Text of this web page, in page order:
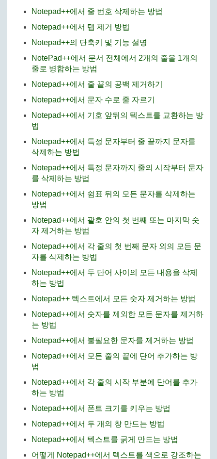
Notepad++에서 줄 번호 삭제하는 방법
Notepad++에서 탭 제거 방법
Notepad++의 단축키 및 기능 설명
NotePad++에서 문서 전체에서 2개의 줄을 1개의
줄로 병합하는 방법
Notepad++에서 줄 끝의 공백 제거하기
Notepad++에서 문자 수로 줄 자르기
Notepad++에서 기호 앞뒤의 텍스트를 교환하는 방
법
Notepad++에서 특정 문자부터 줄 끝까지 문자를
삭제하는 방법
Notepad++에서 특정 문자까지 줄의 시작부터 문자
를 삭제하는 방법
Notepad++에서 쉼표 뒤의 모든 문자를 삭제하는
방법
Notepad++에서 괄호 안의 첫 번째 또는 마지막 숫
자 제거하는 방법
Notepad++에서 각 줄의 첫 번째 문자 외의 모든 문
자를 삭제하는 방법
Notepad++에서 두 단어 사이의 모든 내용을 삭제
하는 방법
Notepad++ 텍스트에서 모든 숫자 제거하는 방법
Notepad++에서 숫자를 제외한 모든 문자를 제거하
는 방법
Notepad++에서 불필요한 문자를 제거하는 방법
Notepad++에서 모든 줄의 끝에 단어 추가하는 방
법
Notepad++에서 각 줄의 시작 부분에 단어를 추가
하는 방법
Notepad++에서 폰트 크기를 키우는 방법
Notepad++에서 두 개의 창 만드는 방법
Notepad++에서 텍스트를 굵게 만드는 방법
어떻게 Notepad++에서 텍스트를 색으로 강조하는